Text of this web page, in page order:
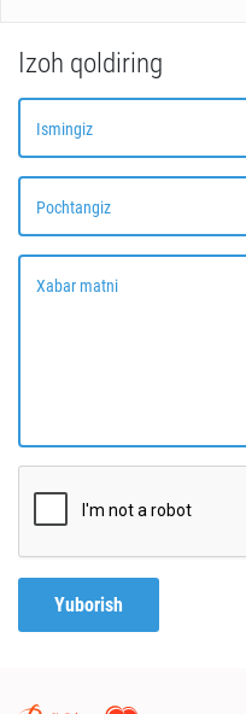
Izoh qoldiring
Ismingiz
Pochtangiz
Xabar matni
Yuborish